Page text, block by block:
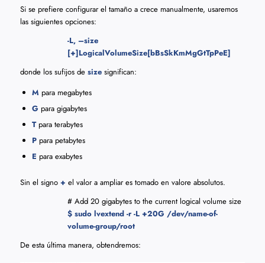
Si se prefiere configurar el tamaño a crece manualmente, usaremos
las siguientes opciones:
-L, –size
[+]LogicalVolumeSize[bBsSkKmMgGtTpPeE]
donde los sufijos de sizesignifican:
M para megabytes
G para gigabytes
Tpara terabytes
Ppara petabytes
E para exabytes
Sin el signo + el valor a ampliar es tomado en valore absolutos.
# Add 20 gigabytes to the current logical volume size
$ sudo lvextend -r -L +20G /dev/name-of-
volume-group/root
De esta última manera, obtendremos: